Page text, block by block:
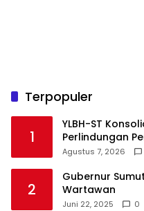
Terpopuler
1
YLBH-ST
Perlindungan
Agustus 7, 2026
2
Gubernur
Wartawan
Juni 22, 2025 0